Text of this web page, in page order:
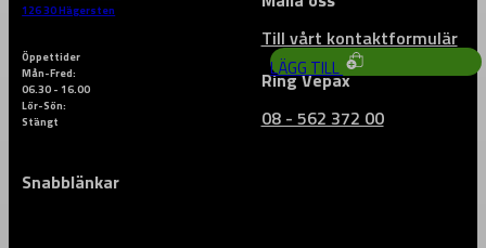
5 426kr
LÄGG TILL
126 30 Hägersten
Till vårt kontaktformulär
Öppettider
Mån-Fred:
06.30 - 16.00
Lör-Sön:
Stängt
Ring Vepax
08 - 562 372 00
Snabblänkar